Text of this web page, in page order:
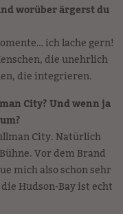
worüber ärgerst du
ich lache gern!
die unehrlich
die integrieren.
City? Und wenn ja
City. Natürlich
Vor dem Brand
mich also schon sehr
Hudson-Bay ist echt